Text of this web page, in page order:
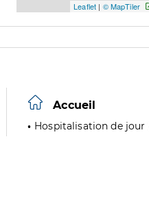
Leaflet | © MapTiler
Accueil
Hospitalisation de jour